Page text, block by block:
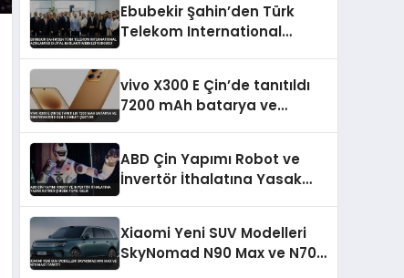
Ebubekir Şahin’den Türk
Telekom International
vivo X300 E Çin’de tanıtıldı
7200 mAh batarya ve
ABD Çin Yapımı Robot ve
İnvertör İthalatına Yasak
Xiaomi Yeni SUV Modelleri
SkyNomad N90 Max ve N70